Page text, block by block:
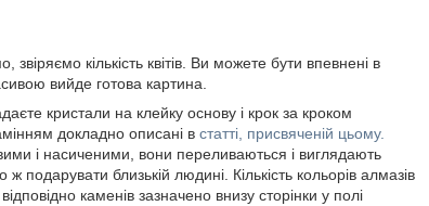
кількість квітів. Ви можете бути впевнені в
вийде готова картина.
кристали на клейку основу і крок за кроком
докладно описані в статті, присвяченій цьому.
і насиченими, вони переливаються і виглядають
подарувати близькій людині. Кількість кольорів алмазів
каменів зазначено внизу сторінки у полі